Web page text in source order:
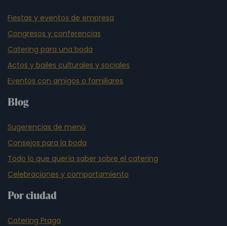
Fiestas y eventos de empresa
Congresos y conferencias
Catering para una boda
Actos y bailes culturales y sociales
Eventos con amigos o familiares
Blog
Sugerencias de menú
Consejos para la boda
Todo lo que quería saber sobre el catering
Celebraciones y comportamiento
Por ciudad
Catering Praga